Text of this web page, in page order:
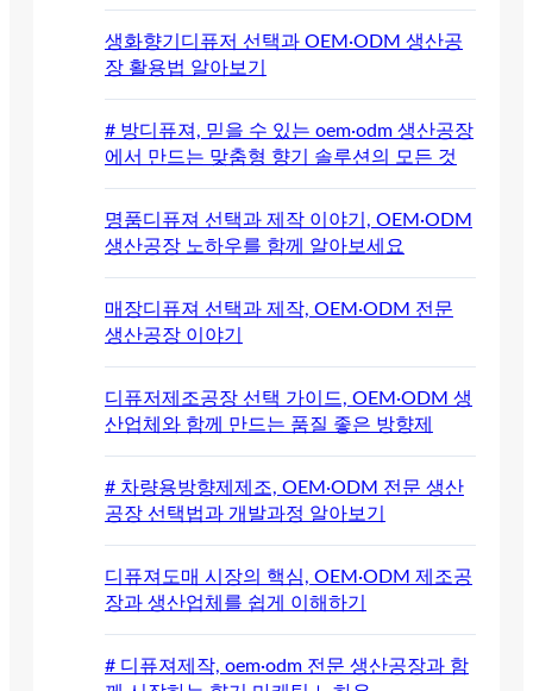
생화향기디퓨저 선택과 OEM·ODM 생산공
장 활용법 알아보기
# 방디퓨져, 믿을 수 있는 oem·odm 생산공장
에서 만드는 맞춤형 향기 솔루션의 모든 것
명품디퓨져 선택과 제작 이야기, OEM·ODM
생산공장 노하우를 함께 알아보세요
매장디퓨져 선택과 제작, OEM·ODM 전문
생산공장 이야기
디퓨저제조공장 선택 가이드, OEM·ODM 생
산업체와 함께 만드는 품질 좋은 방향제
# 차량용방향제제조, OEM·ODM 전문 생산
공장 선택법과 개발과정 알아보기
디퓨져도매 시장의 핵심, OEM·ODM 제조공
장과 생산업체를 쉽게 이해하기
# 디퓨져제작, oem·odm 전문 생산공장과 함